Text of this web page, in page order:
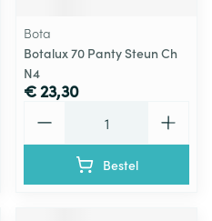
Bota
Botalux 70 Panty Steun Ch
N4
€ 23,30
Bestel